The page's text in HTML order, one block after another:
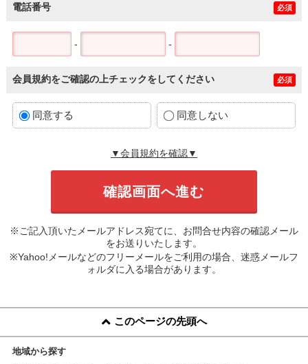
電話番号 必須
- -
会員規約をご確認の上チェックをしてください 必須
同意する 同意しない
▼会員規約を確認▼
※ご記入頂いたメールアドレス宛てに、お問合せ内容の確認メール
をお送りいたします。
※Yahoo!メールなどのフリーメールをご利用の場合、迷惑メールフ
ォルダに入る場合があります。
このページの先頭へ
地域から探す